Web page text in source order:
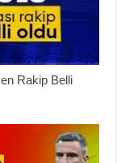
Rakip Belli